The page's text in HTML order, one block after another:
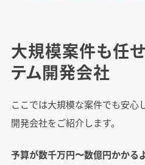
大規模案件も任
テム開発会社
ここでは大規模な案件でも安心
開発会社をご紹介します。
予算が数千万円〜数億円かかる